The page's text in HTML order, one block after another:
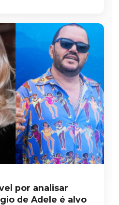
por analisar
de Adele é alvo